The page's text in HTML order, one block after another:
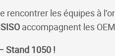
rencontrer les équipes à
accompagnent les
Stand 1050 !